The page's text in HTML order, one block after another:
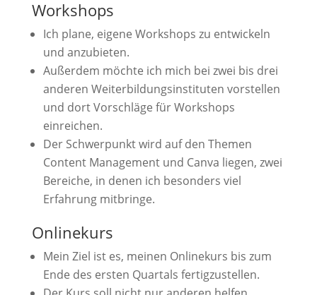
Workshops
Ich plane, eigene Workshops zu entwickeln
und anzubieten.
Außerdem möchte ich mich bei zwei bis drei
anderen Weiterbildungsinstituten vorstellen
und dort Vorschläge für Workshops
einreichen.
Der Schwerpunkt wird auf den Themen
Content Management und Canva liegen, zwei
Bereiche, in denen ich besonders viel
Erfahrung mitbringe.
Onlinekurs
Mein Ziel ist es, meinen Onlinekurs bis zum
Ende des ersten Quartals fertigzustellen.